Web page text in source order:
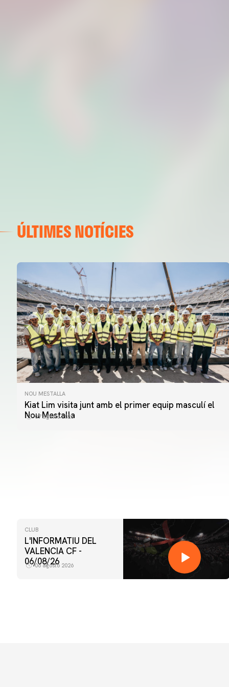
ÚLTIMES NOTÍCIES
NOU MESTALLA
Kiat Lim visita junt amb el primer equip masculí el
Nou Mestalla
07 agosto 2026
CLUB
L'INFORMATIU DEL
VALENCIA CF -
06/08/26
06 agosto 2026